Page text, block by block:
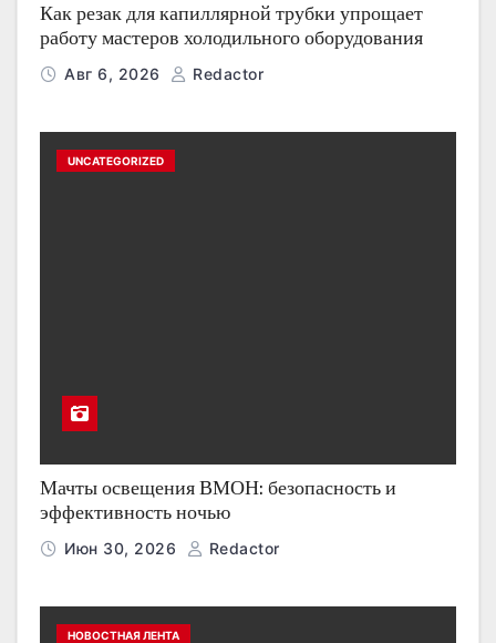
Как резак для капиллярной трубки упрощает
работу мастеров холодильного оборудования
Авг 6, 2026 Redactor
UNCATEGORIZED
Мачты освещения ВМОН: безопасность и
эффективность ночью
Июн 30, 2026 Redactor
НОВОСТНАЯ ЛЕНТА